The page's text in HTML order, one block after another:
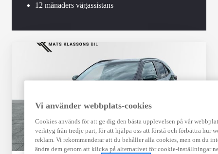
12 månaders vägassistans
Vi använder webbplats-cookies
Cookies används för att ge dig den bästa upplevelsen på vår
verktyg från tredje part, för att hjälpa oss att förstå och förbättra hur
reklam. Vi rekommenderar att du behåller alla cookies, men om du
ändra dem genom att klicka på alternativet för cookie-inställningar